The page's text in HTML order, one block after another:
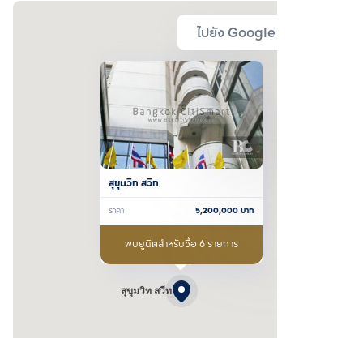
ไปยัง Google Map
สุขุมวิท สวีท
สุขุมวิท สวีท
ราคา 5,200,000บาท
พบยูนิตสำหรับซื้อ 6 รายการ